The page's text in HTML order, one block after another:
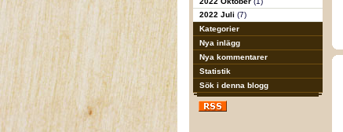
2022 Juli (7)
Kategorier
Nya inlägg
Nya kommentarer
Statistik
Sök i denna blogg